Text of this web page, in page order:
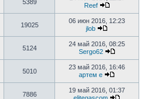
5389
Reef
19025
06 июн 2016, 12:23
jlob
5124
24 май 2016, 08:25
Sergo62
5010
23 май 2016, 16:46
артем е
7886
19 май 2016, 01:37